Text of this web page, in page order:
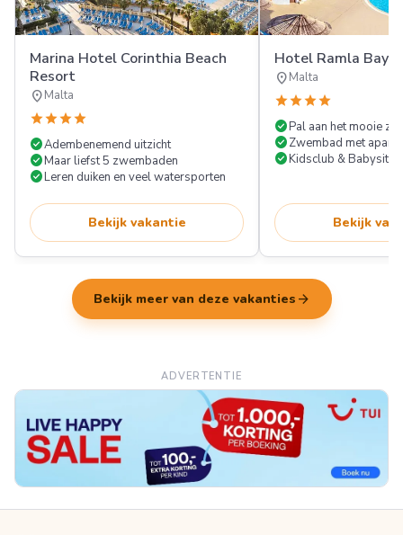
Marina Hotel Corinthia Beach
Resort
location_onMalta
starstarstarstar
check_circleAdembenemend uitzicht
check_circleMaar liefst 5 zwembaden
check_circleLeren duiken en veel watersporten
Bekijk vakantie
Hotel Ramla Bay
location_onMalta
starstarstarstar
check_circlePal aan het mooie
check_circleZwembad met apart
check_circleKidsclub &
Bekijk
Bekijk meer van deze vakanties arrow_forward
ADVERTENTIE